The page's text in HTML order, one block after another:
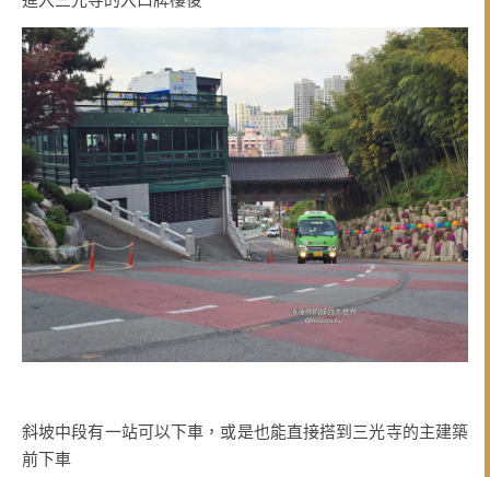
斜坡中段有一站可以下車，或是也能直接搭到三光寺的主建築
前下車